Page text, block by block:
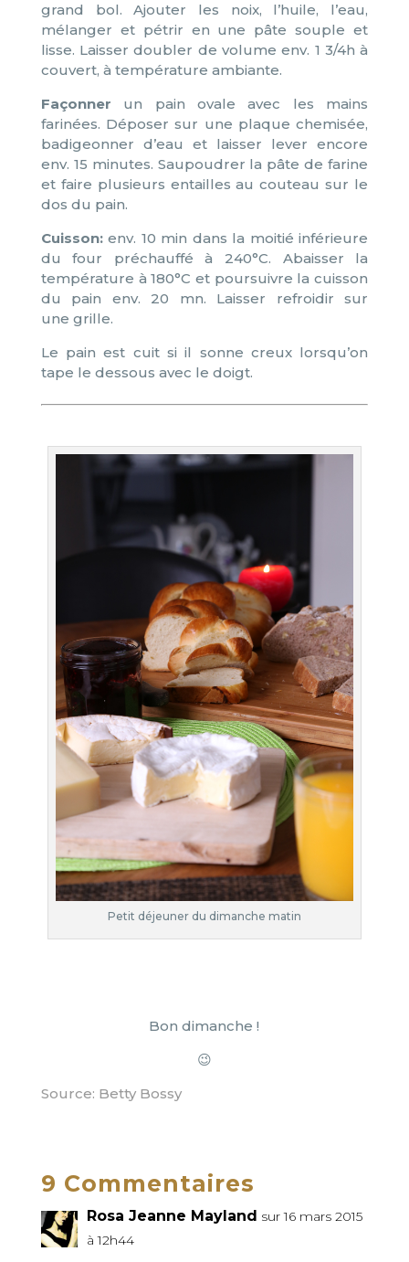
grand bol. Ajouter les noix, l’huile, l’eau,
mélanger et pétrir en une pâte souple et
lisse. Laisser doubler de volume env. 1 3/4h à
couvert, à température ambiante.
Façonner un pain ovale avec les mains
farinées. Déposer sur une plaque chemisée,
badigeonner d’eau et laisser lever encore
env. 15 minutes. Saupoudrer la pâte de farine
et faire plusieurs entailles au couteau sur le
dos du pain.
Cuisson:env. 10 min dans la moitié inférieure
du four préchauffé à 240°C. Abaisser la
température à 180°C et poursuivre la cuisson
du pain env. 20 mn. Laisser refroidir sur
une grille.
Le pain est cuit si il sonne creux lorsqu’on
tape le dessous avec le doigt.
Petit déjeuner du dimanche matin
Bon dimanche !
😉
Source: Betty Bossy
9 Commentaires
Rosa Jeanne Mayland sur 16 mars 2015
à 12h44